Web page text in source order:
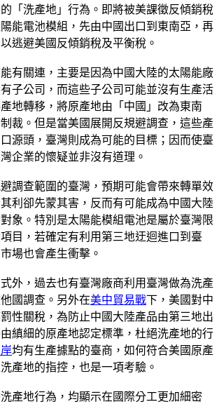
「洗產地」行為。即將被美課徵反傾銷稅
能電池模組，先由中國出口到東南亞，再
逃避美國反傾銷稅及平衡稅。
有關連，主要是因為中國大陸的太陽能廠
子公司，而這些子公司可能並沒有生產活
地轉移，將原產地由「中國」改為東南
裁。但是當美國展開反規避調查，這些產
源頭，臺灣則成為可能的目標；因而使臺
企業的懷疑並非沒有道理。
調查範圍的臺灣，預期可能會帶來轉單效
利卻先蒙其害，反而有可能成為中國大陸
象。特別是太陽能模組電池是屬於臺灣限
目，若確定有利用第三地迂迴進口到臺
場也會產生衝擊。
外，過去也有臺灣廠商利用臺灣做為洗產
國調查。另外在美中貿易戰下，美國對中
性關稅，為防止中國大陸產品由第三地出
縝細的原產地認定標準，杜絕洗產地的行
均有生產據點的臺商，如何符合美國原產
產地的指控，也是一項考驗。
產地行為，均顯示在國際分工更加細密